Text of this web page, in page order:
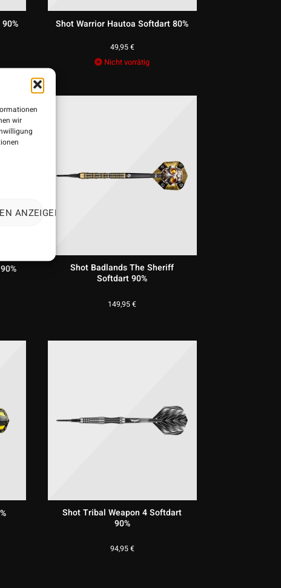
wir
ANZEIGEN
Shot Warrior Hautoa Softdart 80%
49,95€
Nicht vorrätig
Shot Badlands The Sheriff
Softdart 90%
149,95€
Shot Tribal Weapon 4 Softdart
90%
94,95€